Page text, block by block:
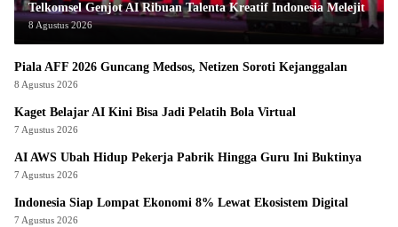
Telkomsel Genjot AI Ribuan Talenta Kreatif Indonesia Melejit
8 Agustus 2026
Piala AFF 2026 Guncang Medsos, Netizen Soroti Kejanggalan
8 Agustus 2026
Kaget Belajar AI Kini Bisa Jadi Pelatih Bola Virtual
7 Agustus 2026
AI AWS Ubah Hidup Pekerja Pabrik Hingga Guru Ini Buktinya
7 Agustus 2026
Indonesia Siap Lompat Ekonomi 8% Lewat Ekosistem Digital
7 Agustus 2026